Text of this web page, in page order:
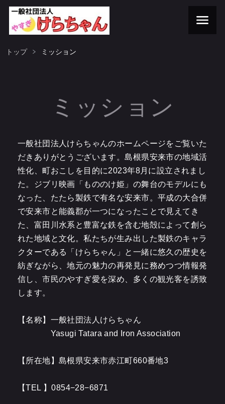
トップ ミッション
ミッション
一般社団法人けらちゃんのホームページをご覧いた
だきありがとうございます。島根県安来市の地域活
性化、町おこしを目的に2023年8月に設立されまし
た。ジブリ映画「もののけ姫」の舞台のモデルにも
なった、たたら製鉄で有名な安来市。平成の大合併
で安来市と能義郡が一つになったことで見えてき
た、富田川水系と豊富な鉄を含む地殻によって創ら
れた地域と文化。私たちが生み出した製鉄のキャラ
クターである「けらちゃん」と一緒に悠久の歴史を
紡ぎながら、地元の魅力の再発見に務めつつ情報発
信し、市民のやすぎ愛を深め、多くの観光客を誘致
します。
【名称】一般社団法人けらちゃん
Yasugi Tatara and Iron Association
【所在地】島根県安来市赤江町660番地3
【TEL 】0854−28−6871